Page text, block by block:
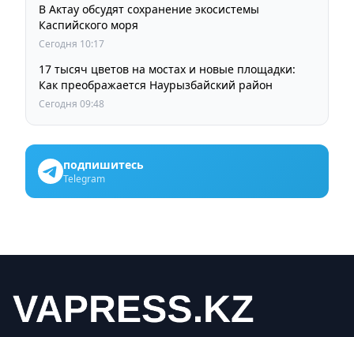
В Актау обсудят сохранение экосистемы
Каспийского моря
Сегодня 10:17
17 тысяч цветов на мостах и новые площадки:
Как преображается Наурызбайский район
Сегодня 09:48
подпишитесь
Telegram